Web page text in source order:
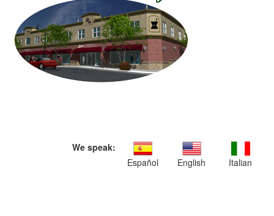
We speak:
Español
English Italian